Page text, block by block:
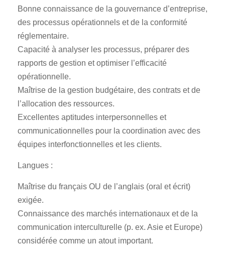
Bonne connaissance de la gouvernance d’entreprise,
des processus opérationnels et de la conformité
réglementaire.
Capacité à analyser les processus, préparer des
rapports de gestion et optimiser l’efficacité
opérationnelle.
Maîtrise de la gestion budgétaire, des contrats et de
l’allocation des ressources.
Excellentes aptitudes interpersonnelles et
communicationnelles pour la coordination avec des
équipes interfonctionnelles et les clients.
Langues :
Maîtrise du français OU de l’anglais (oral et écrit)
exigée.
Connaissance des marchés internationaux et de la
communication interculturelle (p. ex. Asie et Europe)
considérée comme un atout important.